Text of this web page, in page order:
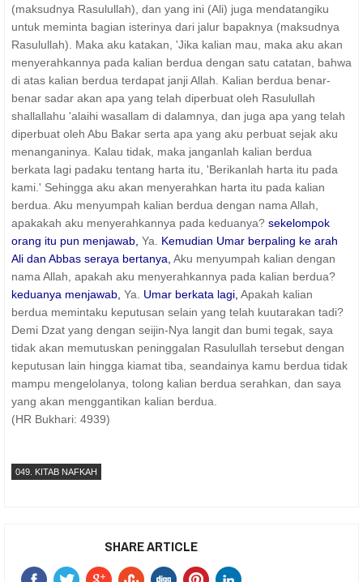
(maksudnya Rasulullah), dan yang ini (Ali) juga mendatangiku
untuk meminta bagian isterinya dari jalur bapaknya (maksudnya
Rasulullah). Maka aku katakan, 'Jika kalian mau, maka aku akan
menyerahkannya pada kalian berdua dengan satu catatan, bahwa
di atas kalian berdua terdapat janji Allah. Kalian berdua benar-
benar sadar akan apa yang telah diperbuat oleh Rasulullah
shallallahu 'alaihi wasallam di dalamnya, dan juga apa yang telah
diperbuat oleh Abu Bakar serta apa yang aku perbuat sejak aku
menanganinya. Kalau tidak, maka janganlah kalian berdua
berkata lagi padaku tentang harta itu, 'Berikanlah harta itu pada
kami.' Sehingga aku akan menyerahkan harta itu pada kalian
berdua. Aku menyumpah kalian berdua dengan nama Allah,
apakakah aku menyerahkannya pada keduanya? sekelompok
orang itu pun menjawab, Ya.
Kemudian Umar berpaling ke arah
Ali dan Abbas seraya bertanya, Aku menyumpah kalian dengan
nama Allah, apakah aku menyerahkannya pada kalian berdua?
keduanya menjawab, Ya. Umar berkata lagi, Apakah kalian
berdua memintaku keputusan selain yang telah kuutarakan tadi?
Demi Dzat yang dengan seijin-Nya langit dan bumi tegak, saya
tidak akan memutuskan peninggalan Rasulullah tersebut dengan
keputusan lain hingga kiamat tiba, seandainya kamu berdua tidak
mampu mengelolanya, tolong kalian berdua serahkan, dan saya
yang akan menggantikan kalian berdua.
(HR Bukhari: 4939)
049. KITAB NAFKAH
SHARE ARTICLE